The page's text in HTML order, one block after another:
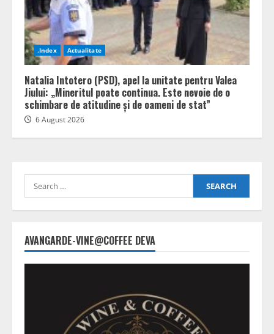
.Index Actualitate
Natalia Intotero (PSD), apel la unitate pentru Valea
Jiului: „Mineritul poate continua. Este nevoie de o
schimbare de atitudine și de oameni de stat”
6 August 2026
Search
for:
AVANGARDE-VINE@COFFEE DEVA